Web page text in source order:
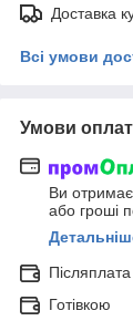
Доставка
Всі умови
Умови
Ви
або гроші
Післяплата
Готівкою